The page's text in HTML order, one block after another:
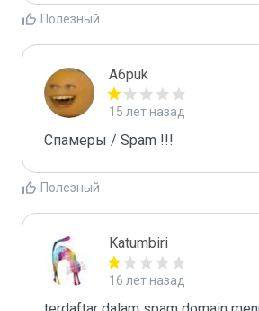
Полезный
A6puk
15 лет назад
Спамеры / Spam !!!
Полезный
Katumbiri
16 лет назад